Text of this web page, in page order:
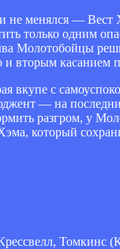
не менялся —
только одним
Молотобойцы
вторым касанием
вкупе с
— на
разгром, у
который
Томкинс